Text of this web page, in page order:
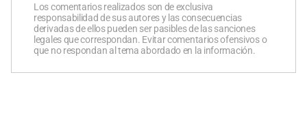
Los comentarios realizados son de exclusiva
responsabilidad de sus autores y las consecuencias
derivadas de ellos pueden ser pasibles de las sanciones
legales que correspondan. Evitar comentarios ofensivos o
que no respondan al tema abordado en la información.